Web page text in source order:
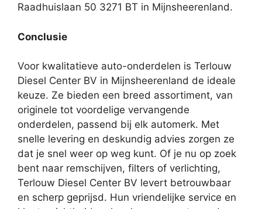
Raadhuislaan 50 3271 BT in Mijnsheerenland.
Conclusie
Voor kwalitatieve auto-onderdelen is Terlouw
Diesel Center BV in Mijnsheerenland de ideale
keuze. Ze bieden een breed assortiment, van
originele tot voordelige vervangende
onderdelen, passend bij elk automerk. Met
snelle levering en deskundig advies zorgen ze
dat je snel weer op weg kunt. Of je nu op zoek
bent naar remschijven, filters of verlichting,
Terlouw Diesel Center BV levert betrouwbaar
en scherp geprijsd. Hun vriendelijke service en